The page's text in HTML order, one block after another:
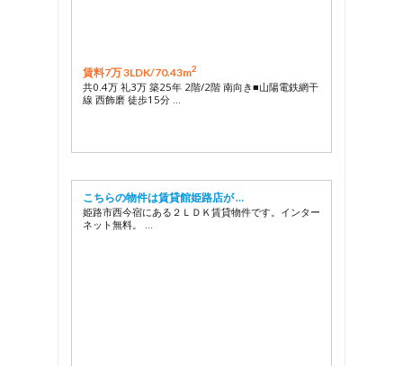
賃料7万 3LDK/70.43m2
共0.4万 礼3万 築25年 2階/2階 南向き■山陽電鉄網干
線 西飾磨 徒歩15分 …
こちらの物件は賃貸館姫路店が …
姫路市西今宿にある２ＬＤＫ賃貸物件です。インター
ネット無料。 …